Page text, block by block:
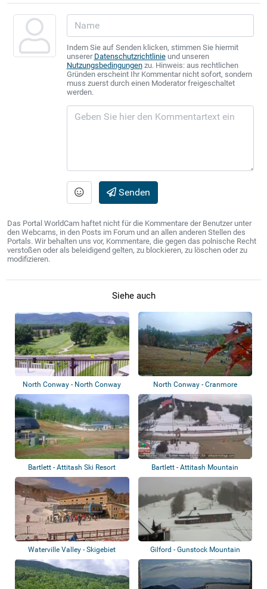
Indem Sie auf Senden klicken, stimmen Sie hiermit
unserer Datenschutzrichtlinieund unseren
Nutzungsbedingungenzu. Hinweis: aus rechtlichen
Gründen erscheint Ihr Kommentar nicht sofort, sondern
muss zuerst durch einen Moderator freigeschaltet
werden.
Senden
Das Portal WorldCam haftet nicht für die Kommentare der Benutzer unter
den Webcams, in den Posts im Forum und an allen anderen Stellen des
Portals. Wir behalten uns vor, Kommentare, die gegen das polnische Recht
verstoßen oder als beleidigend gelten, zu blockieren, zu löschen oder zu
modifizieren.
Siehe auch
North Conway - North Conway
Country Club
North Conway - Cranmore
Mountain Resort
Bartlett - Attitash Ski Resort
Bartlett - Attitash Mountain
Resort
Waterville Valley - Skigebiet
Gilford - Gunstock Mountain
Resort